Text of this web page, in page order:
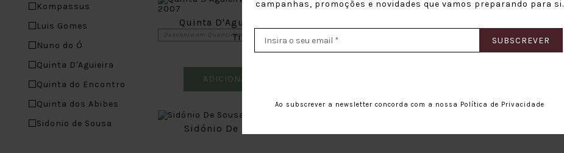
Kompassus
Luis Gomes
Nuno do Ó
Quinta D'Aguieira
Quinta do Encontro
Quinta dos Abibes
Sidonio de Sousa
Quinta D'Aguieira Rarity of Time
Tinto 2007
39,00€
Desconto em Quantidade
ADICIONAR AO CARRINHO
Baga Friends 2015
Sidónio De Sousa Merlot 2018
campanhas, promoções e novidades que vamos preparando para si.
SUBSCREVER
Ao subscrever a newsletter concorda com a nossa Política de Privacidade